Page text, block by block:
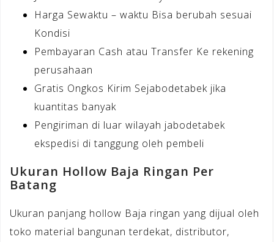
Harga Sewaktu – waktu Bisa berubah sesuai
Kondisi
Pembayaran Cash atau Transfer Ke rekening
perusahaan
Gratis Ongkos Kirim Sejabodetabek jika
kuantitas banyak
Pengiriman di luar wilayah jabodetabek
ekspedisi di tanggung oleh pembeli
Ukuran Hollow Baja Ringan Per
Batang
Ukuran panjang hollow Baja ringan yang dijual oleh
toko material bangunan terdekat, distributor,